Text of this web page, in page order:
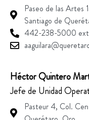
Paseo de las
Santiago de
442-238-5000
Héctor Quintero
Jefe de Unidad
Pasteur 4, Col.